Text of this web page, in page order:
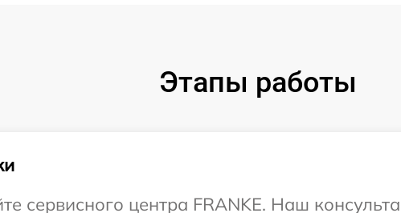
Этапы работы
сервисного центра FRANKE. Наш